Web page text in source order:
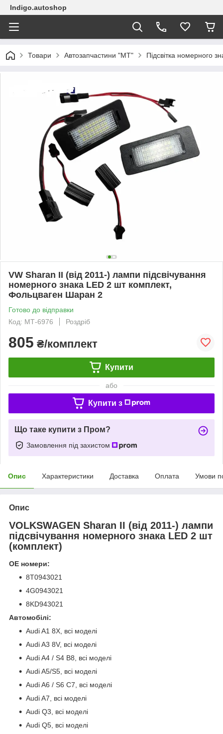
Indigo.autoshop
Товари Автозапчастини "МТ" Підсвітка номерного
VW Sharan II (від 2011-) лампи підсвічування
номерного знака LED 2 шт комплект,
Фольцваген Шаран 2
Готово до відправки
Код: МТ-6976
Роздріб
805 ₴/комплект
Купити
або
Купити з
Що таке купити з Пром?
Замовлення під захистом
Опис Характеристики Доставка Оплата Умови
Опис
VOLKSWAGEN Sharan II (від 2011-) лампи
підсвічування номерного знака LED 2 шт
(комплект)
ОЕ номери:
8T0943021
4G0943021
8KD943021
Автомобілі:
Audi A1 8X, всі моделі
Audi A3 8V, всі моделі
Audi A4 / S4 B8, всі моделі
Audi A5/S5, всі моделі
Audi A6 / S6 C7, всі моделі
Audi A7, всі моделі
Audi Q3, всі моделі
Audi Q5, всі моделі